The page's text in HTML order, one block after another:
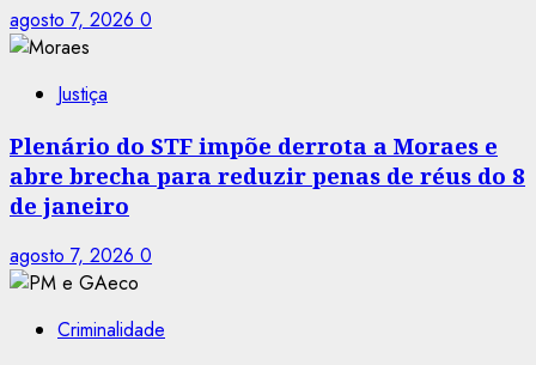
agosto 7, 2026 0
Justiça
Plenário do STF impõe derrota a Moraes e
abre brecha para reduzir penas de réus do 8
de janeiro
agosto 7, 2026 0
Criminalidade